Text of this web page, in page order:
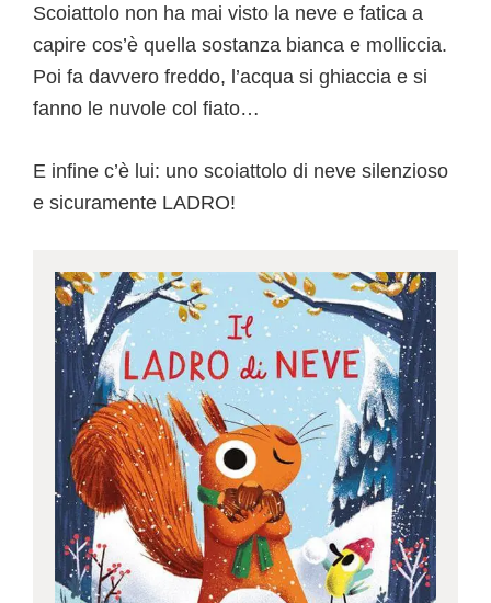
Scoiattolo non ha mai visto la neve e fatica a
capire cos’è quella sostanza bianca e molliccia.
Poi fa davvero freddo, l’acqua si ghiaccia e si
fanno le nuvole col fiato…
E infine c’è lui: uno scoiattolo di neve silenzioso
e sicuramente LADRO!